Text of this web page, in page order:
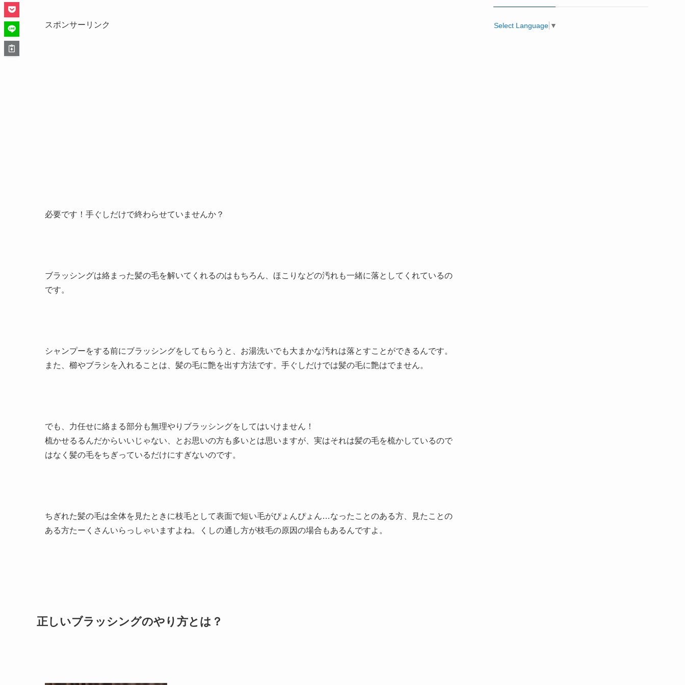
スポンサーリンク
必要です！手ぐしだけで終わらせていませんか？
ブラッシングは絡まった髪の毛を解いてくれるのはもちろん、ほこりなどの汚れも一緒に落としてくれているの
です。
シャンプーをする前にブラッシングをしてもらうと、お湯洗いでも大まかな汚れは落とすことができるんです。
また、櫛やブラシを入れることは、髪の毛に艶を出す方法です。手ぐしだけでは髪の毛に艶はでません。
でも、力任せに絡まる部分も無理やりブラッシングをしてはいけません！
梳かせるるんだからいいじゃない、とお思いの方も多いとは思いますが、実はそれは髪の毛を梳かしているので
はなく髪の毛をちぎっているだけにすぎないのです。
ちぎれた髪の毛は全体を見たときに枝毛として表面で短い毛がぴょんぴょん…なったことのある方、見たことの
ある方たーくさんいらっしゃいますよね。くしの通し方が枝毛の原因の場合もあるんですよ。
正しいブラッシングのやり方とは？
Select Language ▼